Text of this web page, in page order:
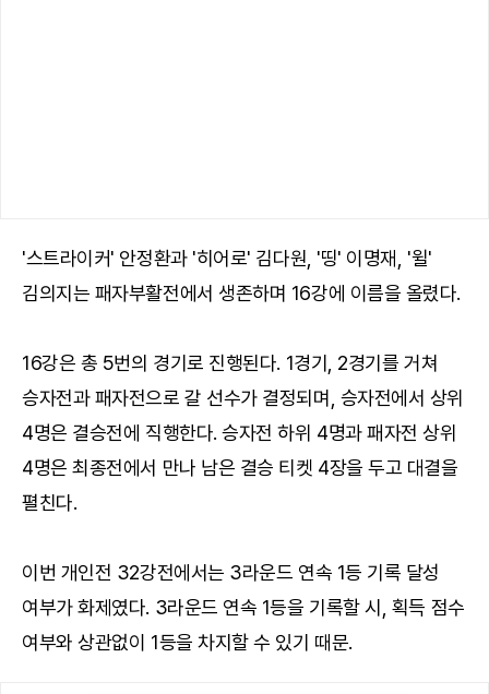
'스트라이커' 안정환과 '히어로' 김다원, '띵' 이명재, '윌'
김의지는 패자부활전에서 생존하며 16강에 이름을 올렸다.
16강은 총 5번의 경기로 진행된다. 1경기, 2경기를 거쳐
승자전과 패자전으로 갈 선수가 결정되며, 승자전에서 상위
4명은 결승전에 직행한다. 승자전 하위 4명과 패자전 상위
4명은 최종전에서 만나 남은 결승 티켓 4장을 두고 대결을
펼친다.
이번 개인전 32강전에서는 3라운드 연속 1등 기록 달성
여부가 화제였다. 3라운드 연속 1등을 기록할 시, 획득 점수
여부와 상관없이 1등을 차지할 수 있기 때문.